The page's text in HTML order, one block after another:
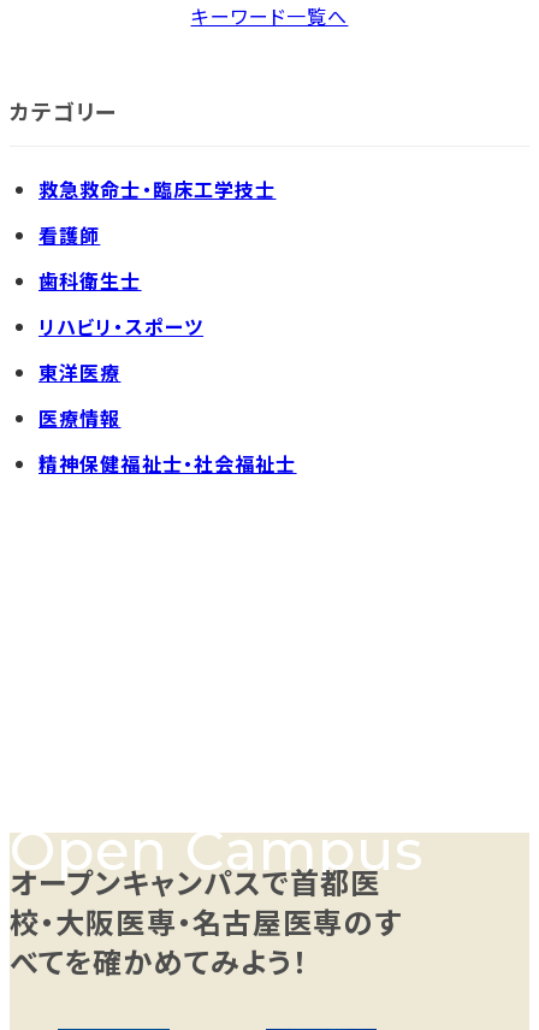
キーワード一覧へ
カテゴリー
救急救命士・臨床工学技士
看護師
歯科衛生士
リハビリ・スポーツ
東洋医療
医療情報
精神保健福祉士・社会福祉士
オープンキャンパスで首都医
校・大阪医専・名古屋医専のす
べてを確かめてみよう！